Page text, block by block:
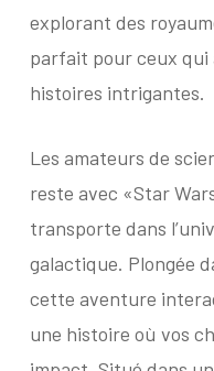
explorant des
parfait pour ceux qui
histoires intrigantes.
Les amateurs de
reste avec «Star
transporte dans
galactique. Plongée
cette aventure
une histoire où vos